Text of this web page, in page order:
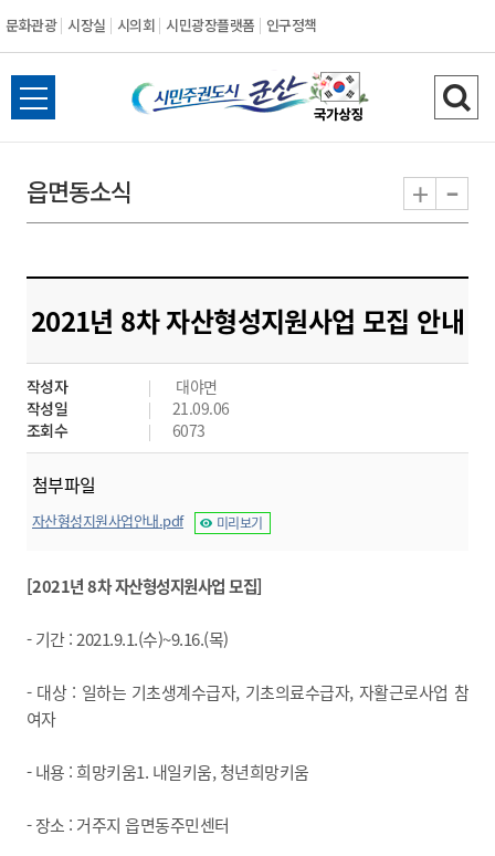
문화관광 시장실 시의회 시민광장플랫폼 인구정책
시
민
도
시
군
산
전
체
뉴
열
검
색
기
읍면동소식 + -
2021년 8차 자산형성지원사업 모집 안내
작성자
대야면
작성일
21.09.06
조회수
6073
첨부파일
자산형성지원사업안내.pdf 미리보기
[2021년 8차 자산형성지원사업 모집]
- 기간 : 2021.9.1.(수)~9.16.(목)
- 대상 : 일하는 기초생계수급자, 기초의료수급자, 자활근로사업 참
여자
- 내용 : 희망키움1. 내일키움, 청년희망키움
- 장소 : 거주지 읍면동주민센터